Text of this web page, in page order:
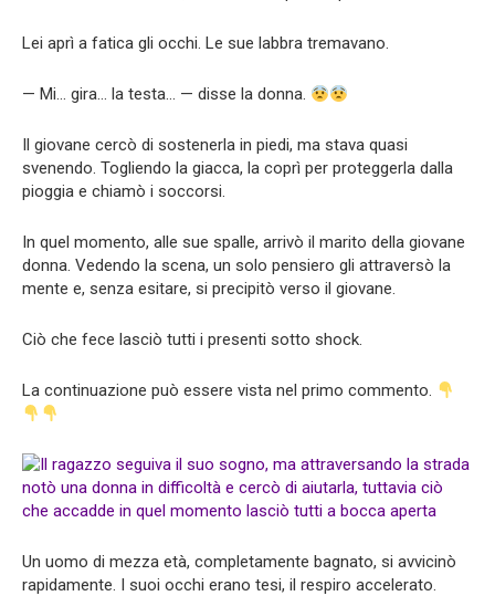
Lei aprì a fatica gli occhi. Le sue labbra tremavano.
— Mi… gira… la testa… — disse la donna.
Il giovane cercò di sostenerla in piedi, ma stava quasi
svenendo. Togliendo la giacca, la coprì per proteggerla dalla
pioggia e chiamò i soccorsi.
In quel momento, alle sue spalle, arrivò il marito della giovane
donna. Vedendo la scena, un solo pensiero gli attraversò la
mente e, senza esitare, si precipitò verso il giovane.
Ciò che fece lasciò tutti i presenti sotto shock.
La continuazione può essere vista nel primo commento.
Un uomo di mezza età, completamente bagnato, si avvicinò
rapidamente. I suoi occhi erano tesi, il respiro accelerato.